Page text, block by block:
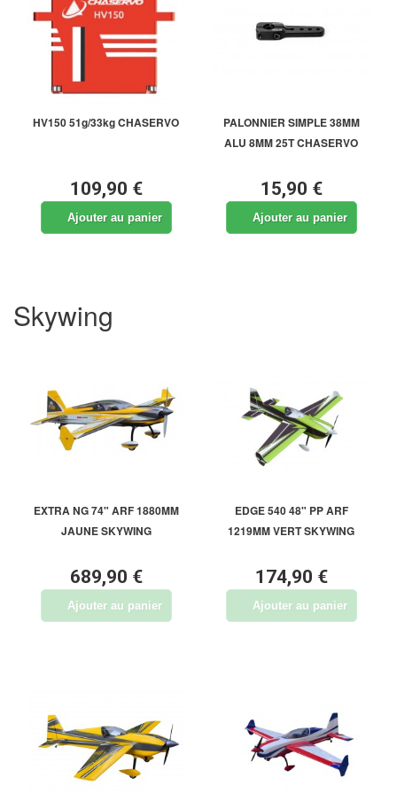
HV150 51g/33kg CHASERVO
109,90 €
Ajouter au panier
PALONNIER SIMPLE 38MM
ALU 8MM 25T CHASERVO
15,90 €
Ajouter au panier
Skywing
EXTRA NG 74" ARF 1880MM
JAUNE SKYWING
689,90 €
Ajouter au panier
EDGE 540 48" PP ARF
1219MM VERT SKYWING
174,90 €
Ajouter au panier